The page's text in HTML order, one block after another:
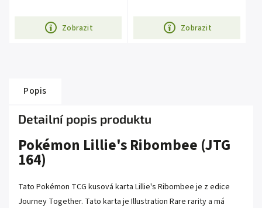
Zobrazit Zobrazit
Popis
Detailní popis produktu
Pokémon Lillie's Ribombee (JTG
164)
Tato Pokémon TCG kusová karta Lillie's Ribombee je z edice
Journey Together. Tato karta je Illustration Rare rarity a má